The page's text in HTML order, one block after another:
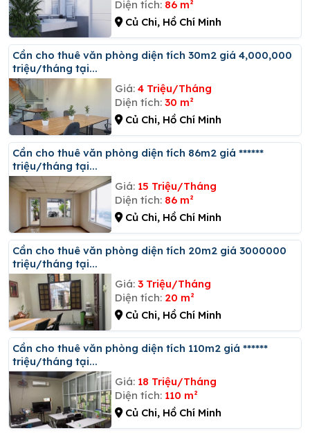
Diện tích: 86 m²
Củ Chi, Hồ Chí Minh
Cần cho thuê văn phòng diện tích 30m2 giá 4,000,000
triệu/tháng tại...
Giá: 4 Triệu/Tháng
Diện tích: 30 m²
Củ Chi, Hồ Chí Minh
Cần cho thuê văn phòng diện tích 86m2 giá ******
triệu/tháng tại...
Giá: 15 Triệu/Tháng
Diện tích: 86 m²
Củ Chi, Hồ Chí Minh
Cần cho thuê văn phòng diện tích 20m2 giá 3000000
triệu/tháng tại...
Giá: 3 Triệu/Tháng
Diện tích: 20 m²
Củ Chi, Hồ Chí Minh
Cần cho thuê văn phòng diện tích 110m2 giá ******
triệu/tháng tại...
Giá: 18 Triệu/Tháng
Diện tích: 110 m²
Củ Chi, Hồ Chí Minh